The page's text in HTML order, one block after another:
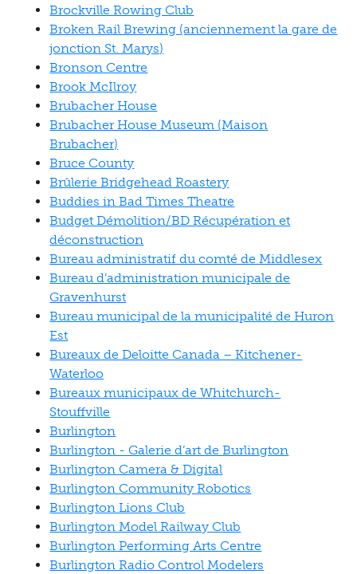
Brockville Rowing Club
Broken Rail Brewing (anciennement la gare de
jonction St. Marys)
Bronson Centre
Brook McIlroy
Brubacher House
Brubacher House Museum (Maison
Brubacher)
Bruce County
Brûlerie Bridgehead Roastery
Buddies in Bad Times Theatre
Budget Démolition/BD Récupération et
déconstruction
Bureau administratif du comté de Middlesex
Bureau d’administration municipale de
Gravenhurst
Bureau municipal de la municipalité de Huron
Est
Bureaux de Deloitte Canada – Kitchener-
Waterloo
Bureaux municipaux de Whitchurch-
Stouffville
Burlington
Burlington - Galerie d’art de Burlington
Burlington Camera & Digital
Burlington Community Robotics
Burlington Lions Club
Burlington Model Railway Club
Burlington Performing Arts Centre
Burlington Radio Control Modelers